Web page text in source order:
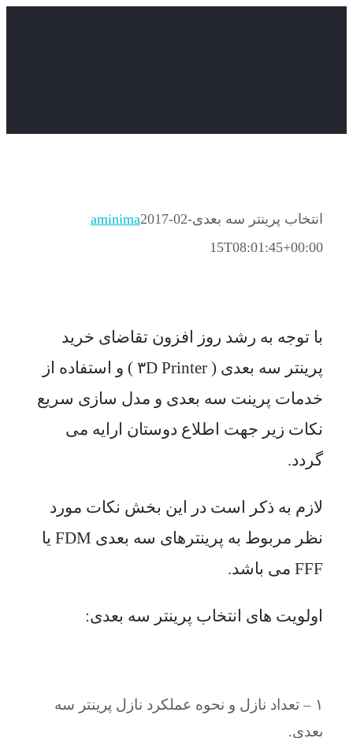
انتخاب پرینتر سه بعدی aminima2017-02-
15T08:01:45+00:00
با توجه به رشد روز افزون تقاضای خرید
پرینتر سه بعدی ( ۳D Printer ) و استفاده از
خدمات پرینت سه بعدی و مدل سازی سریع
نکات زیر جهت اطلاع دوستان ارایه می
گردد.
لازم به ذکر است در این بخش نکات مورد
نظر مربوط به پرینترهای سه بعدی FDM یا
FFF می باشد.
اولویت های انتخاب پرینتر سه بعدی:
۱ – تعداد نازل و نحوه عملکرد نازل پرینتر سه
بعدی.